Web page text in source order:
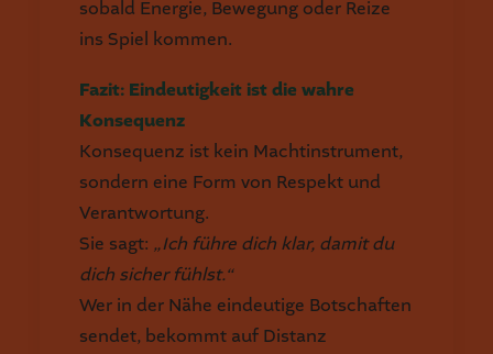
sobald Energie, Bewegung oder Reize
ins Spiel kommen.
Fazit: Eindeutigkeit ist die wahre
Konsequenz
Konsequenz ist kein Machtinstrument,
sondern eine Form von Respekt und
Verantwortung.
Sie sagt: „Ich führe dich klar, damit du
dich sicher fühlst.“
Wer in der Nähe eindeutige Botschaften
sendet, bekommt auf Distanz